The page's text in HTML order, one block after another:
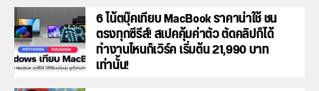
6 โน้ตบุ๊คเทียบ MacBook ราคาน่าใช้ ชน
ตรงทุกซีรีส์! สเปคคุ้มค่าตัว ตัดคลิปก็ได้
ทำงานไหนก็เวิร์ค เริ่มต้น 21,990 บาท
เท่านั้น!